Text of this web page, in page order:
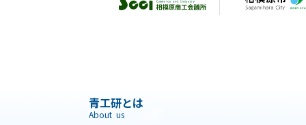
青工研とは
About us